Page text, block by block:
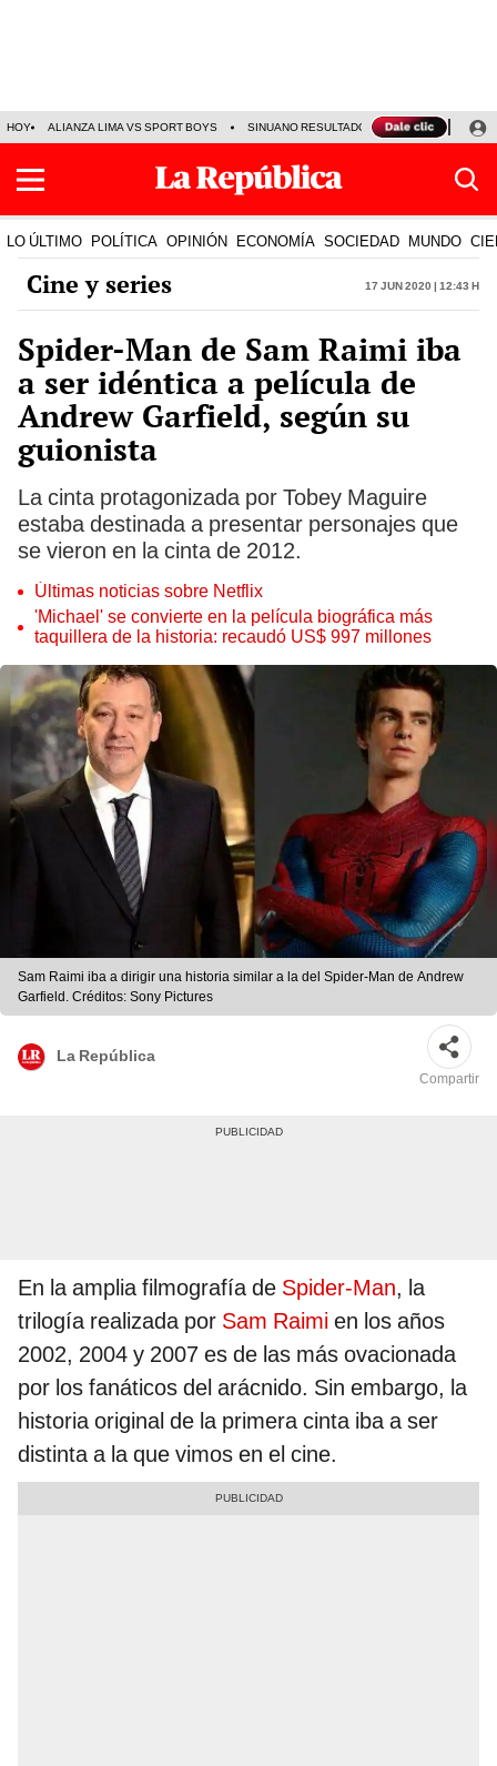
HOY ALIANZA LIMA VS SPORT BOYS SINUANO RESULTADOS HOY JORGE
LO ÚLTIMO POLÍTICA OPINIÓN ECONOMÍA SOCIEDAD MUNDO
Cine y series 17 Jun 2020 | 12:43 h
Spider-Man de Sam Raimi iba
a ser idéntica a película de
Andrew Garfield, según su
guionista
La cinta protagonizada por Tobey Maguire
estaba destinada a presentar personajes que
se vieron en la cinta de 2012.
Últimas noticias sobre Netflix
'Michael' se convierte en la película biográfica más
taquillera de la historia: recaudó US$ 997 millones
Sam Raimi iba a dirigir una historia similar a la del Spider-Man de Andrew
Garfield. Créditos: Sony Pictures
La República
Compartir
En la amplia filmografía de Spider-Man, la
trilogía realizada por Sam Raimi en los años
2002, 2004 y 2007 es de las más ovacionada
por los fanáticos del arácnido. Sin embargo, la
historia original de la primera cinta iba a ser
distinta a la que vimos en el cine.